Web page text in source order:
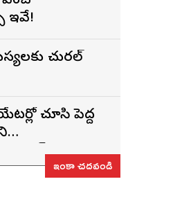
ఇవే!
నేచురల్
చూసి పెద్ద
సూద్
ఇంకా చదవండి